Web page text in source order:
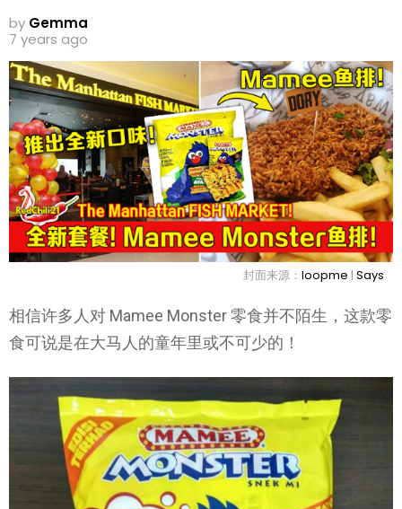
by Gemma
7 years ago
封面来源： loopme | Says
相信许多人对 Mamee Monster 零食并不陌生，这款零
食可说是在大马人的童年里或不可少的！